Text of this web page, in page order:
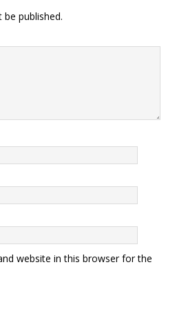
published.
website in this browser for the